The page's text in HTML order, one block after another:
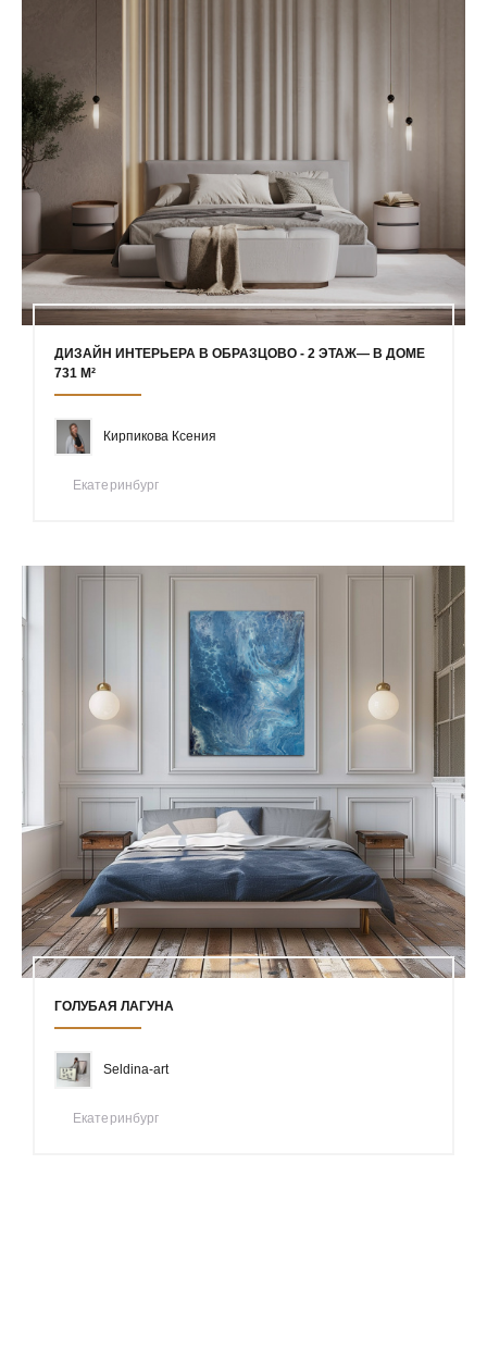
ДИЗАЙН ИНТЕРЬЕРА В ОБРАЗЦОВО - 2 ЭТАЖ— В ДОМЕ
731 М²
Кирпикова Ксения
Екатеринбург
ГОЛУБАЯ ЛАГУНА
Seldina-art
Екатеринбург